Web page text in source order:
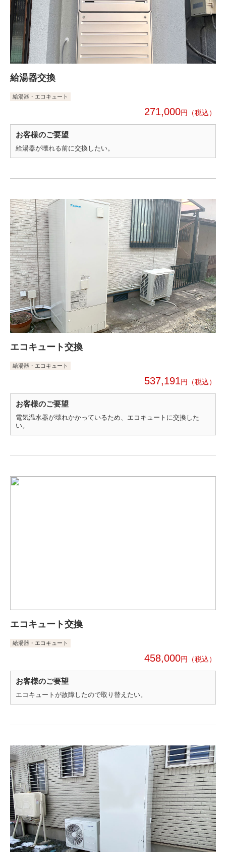
給湯器交換
給湯器・エコキュート
271,000円
お客様のご要望
給湯器が壊れる前に交換したい。
エコキュート交換
給湯器・エコキュート
537,191円
お客様のご要望
電気温水器が壊れかかっているため、エコキュートに交換した
い。
エコキュート交換
給湯器・エコキュート
458,000円
お客様のご要望
エコキュートが故障したので取り替えたい。